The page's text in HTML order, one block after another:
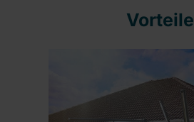
Vorteile